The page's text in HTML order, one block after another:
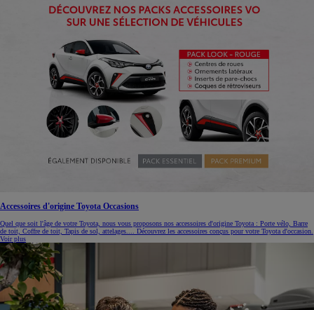
Accessoires d'origine Toyota Occasions
Quel que soit l'âge de votre Toyota, nous vous proposons nos accessoires d'origine Toyota : Porte vélo, Barre
de toit, Coffre de toit, Tapis de sol, attelages.... Découvrez les accessoires conçus pour votre Toyota d'occasion.
Voir plus